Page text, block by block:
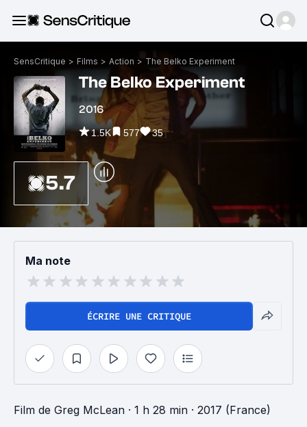
SensCritique > Films > Action > The Belko Experiment
The Belko Experiment
2016
1.5K 577 35
5.7
Ma note
ÉCRIRE UNE CRITIQUE
Film de Greg McLean · 1 h 28 min · 2017 (France)